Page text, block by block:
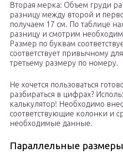
Вторая мерка: Объем груди
разницу между второй и
получаем 17 см. По таблице
разницу и смотрим
Размер по буквам
соответствует привычному
третьему размеру по номеру.
Не хочется пользоваться
разбираться в цифрах?
калькулятор! Необходимо
соответствующие колонки и
необходимые данные.
Параллельные размеры